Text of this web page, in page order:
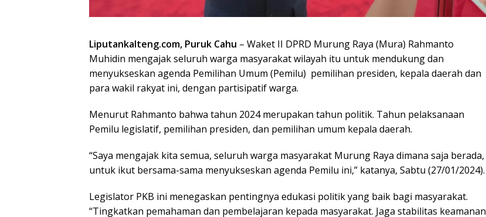
Liputankalteng.com, Puruk Cahu – Waket II DPRD Murung Raya (Mura) Rahmanto
Muhidin mengajak seluruh warga masyarakat wilayah itu untuk mendukung dan
menyukseskan agenda Pemilihan Umum (Pemilu) pemilihan presiden, kepala daerah dan
para wakil rakyat ini, dengan partisipatif warga.
Menurut Rahmanto bahwa tahun 2024 merupakan tahun politik. Tahun pelaksanaan
Pemilu legislatif, pemilihan presiden, dan pemilihan umum kepala daerah.
“Saya mengajak kita semua, seluruh warga masyarakat Murung Raya dimana saja berada,
untuk ikut bersama-sama menyukseskan agenda Pemilu ini,” katanya, Sabtu (27/01/2024).
Legislator PKB ini menegaskan pentingnya edukasi politik yang baik bagi masyarakat.
“Tingkatkan pemahaman dan pembelajaran kepada masyarakat. Jaga stabilitas keamanan